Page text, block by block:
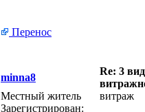
Перенос
minna8
Re: 3
Местный житель
Зарегистрирован:
витраж